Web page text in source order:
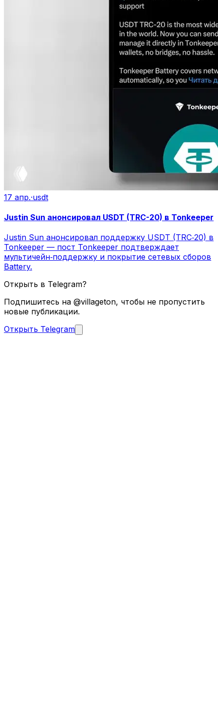
17 апр.·usdt
Justin Sun анонсировал USDT (TRC-20) в Tonkeeper
Justin Sun анонсировал поддержку USDT (TRC‑20) в
Tonkeeper — пост Tonkeeper подтверждает
мультичейн‑поддержку и покрытие сетевых сборов
Battery.
Открыть в Telegram?
Подпишитесь на @villageton, чтобы не пропустить
новые публикации.
Открыть Telegram